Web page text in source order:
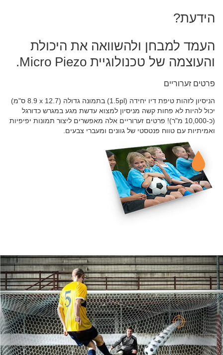
הידעת?
העמד למבחן ולהשוואה את היכולת
והעוצמה של טכנולוגיית Micro Piezo.
פרטים זערוריים
הניסיון לזהות טיפת דיו יחידה (1.5pl) בתמונה גדולה (12.7 x‏ 8.9 ס"מ)
יכול להיות לא פחות קשה מניסיון למצוא עדשת מגע במגרש כדורגל
(כ-10,000 מ"ר)! פרטים זערוריים אלה מאפשרים ליצור תמונות יפיפיות
ואמיתיות עם טווח פנטסטי של גוונים ומעברי צבעים.